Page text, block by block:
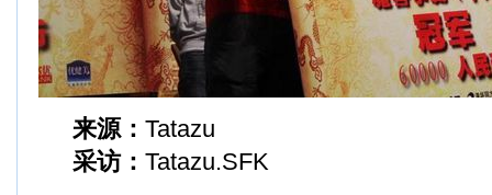
来源： Tatazu
采访： Tatazu.SFK